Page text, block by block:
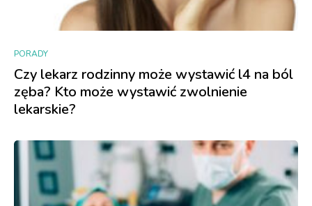
PORADY
Czy lekarz rodzinny może wystawić l4 na ból
zęba? Kto może wystawić zwolnienie
lekarskie?